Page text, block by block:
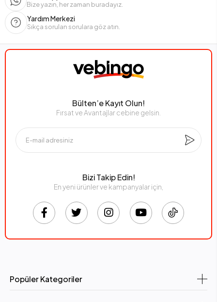
Bize yazın, her zaman buradayız.
Yardım Merkezi
Sıkça sorulan sorulara göz atın.
Bülten’e Kayıt Olun!
Fırsat ve Avantajlar cebine gelsin.
Bizi Takip Edin!
En yeni ürünler ve kampanyalar için,
Popüler Kategoriler